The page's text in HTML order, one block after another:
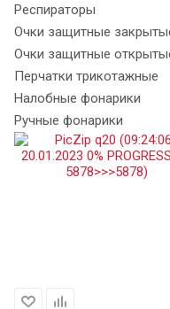
Респираторы
Очки защитные
Очки защитные
Перчатки трикотажные
Налобные фонарики
Ручные фонарики